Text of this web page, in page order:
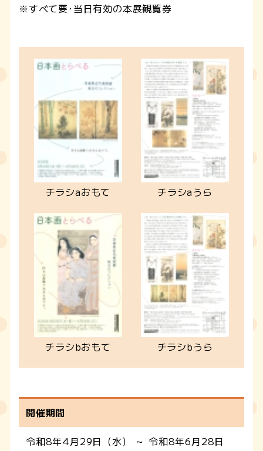
※すべて要･当日有効の本展観覧券
チラシaおもて チラシaうら
チラシbおもて チラシbうら
開催期間
令和8年4月29日（水） ～ 令和8年6月28日